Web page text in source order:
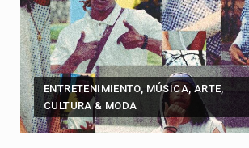
ENTRETENIMIENTO, MÚSICA, ARTE,
CULTURA & MODA